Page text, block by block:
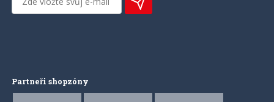
Partneři shopzóny